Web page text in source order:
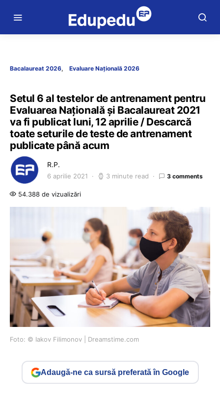
Bacalaureat 2026 Evaluare Națională 2026
Setul 6 al testelor de antrenament pentru
Evaluarea Națională și Bacalaureat 2021
va fi publicat luni, 12 aprilie / Descarcă
toate seturile de teste de antrenament
publicate până acum
R.P.
6 aprilie 2021 3 minute read 3 comments
54.388 de vizualizări
Foto: © Iakov Filimonov | Dreamstime.com
Adaugă-ne ca sursă preferată în Google